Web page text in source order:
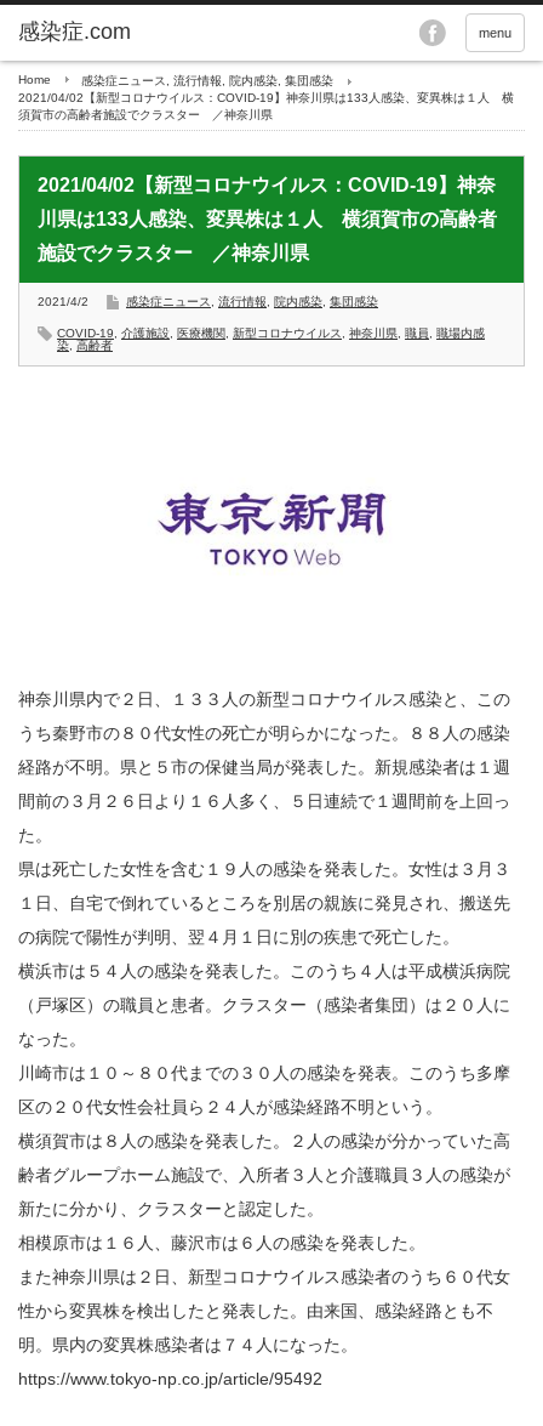
menu
Home 感染症ニュース 流行情報 院内感染 集団感染
2021/04/02【新型コロナウイルス：COVID-19】神奈川県は133人感染、変異株は１人 横
須賀市の高齢者施設でクラスター ／神奈川県
2021/04/02【新型コロナウイルス：COVID-19】神奈
川県は133人感染、変異株は１人 横須賀市の高齢者
施設でクラスター ／神奈川県
2021/4/2 感染症ニュース 流行情報 院内感染 集団感染
COVID-19 介護施設 医療機関 新型コロナウイルス 神奈川県 職員
職場内感
染 高齢者
神奈川県内で２日、１３３人の新型コロナウイルス感染と、この
うち秦野市の８０代女性の死亡が明らかになった。８８人の感染
経路が不明。県と５市の保健当局が発表した。新規感染者は１週
間前の３月２６日より１６人多く、５日連続で１週間前を上回っ
た。
県は死亡した女性を含む１９人の感染を発表した。女性は３月３
１日、自宅で倒れているところを別居の親族に発見され、搬送先
の病院で陽性が判明、翌４月１日に別の疾患で死亡した。
横浜市は５４人の感染を発表した。このうち４人は平成横浜病院
（戸塚区）の職員と患者。クラスター（感染者集団）は２０人に
なった。
川崎市は１０～８０代までの３０人の感染を発表。このうち多摩
区の２０代女性会社員ら２４人が感染経路不明という。
横須賀市は８人の感染を発表した。２人の感染が分かっていた高
齢者グループホーム施設で、入所者３人と介護職員３人の感染が
新たに分かり、クラスターと認定した。
相模原市は１６人、藤沢市は６人の感染を発表した。
また神奈川県は２日、新型コロナウイルス感染者のうち６０代女
性から変異株を検出したと発表した。由来国、感染経路とも不
明。県内の変異株感染者は７４人になった。
https://www.tokyo-np.co.jp/article/95492